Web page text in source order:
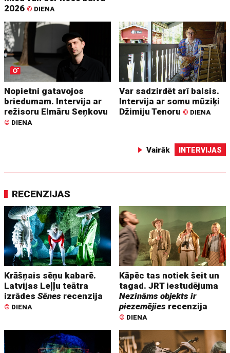
2026 © DIENA
Nopietni gatavojos
briedumam. Intervija ar
režisoru Elmāru Seņkovu
© DIENA
Var sadzirdēt arī balsis.
Intervija ar somu mūziķi
Džimiju Tenoru © DIENA
Vairāk INTERVIJAS
RECENZIJAS
Krāšņais sēņu kabarē.
Latvijas Leļļu teātra
izrādesSēnes recenzija
© DIENA
Kāpēc tas notiek šeit un
tagad. JRT iestudējuma
Nezināms objekts ir
piezemējies recenzija
© DIENA